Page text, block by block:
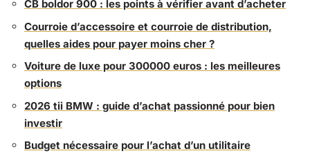
CB boldor 900 : les points à vérifier avant d’acheter
Courroie d’accessoire et courroie de distribution,
quelles aides pour payer moins cher ?
Voiture de luxe pour 300000 euros : les meilleures
options
2026 tii BMW : guide d’achat passionné pour bien
investir
Budget nécessaire pour l’achat d’un utilitaire